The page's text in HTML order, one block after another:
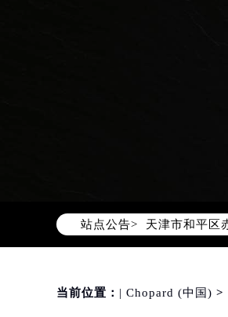
站点公告>
2026年8月萧
2026年8月萧
萧邦官方全
2026年8月萧
北京市朝阳
北京市东城
天津市和平
上海市徐汇区
上海市黄浦区
常州市新北区
当前位置： | Chopard (中国) >